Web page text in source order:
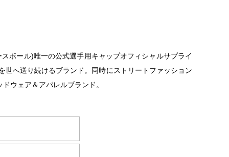
ボール)唯一の公式選手用キャップオフィシャルサプライ
へ送り続けるブランド。同時にストリートファッション
ウェア＆アパレルブランド。